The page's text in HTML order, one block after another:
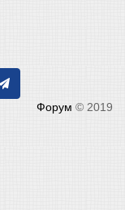
Форум © 2019